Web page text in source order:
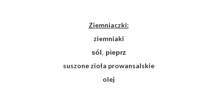
Ziemniaczki:
ziemniaki
sól pieprz
suszone zioła prowansalskie
olej